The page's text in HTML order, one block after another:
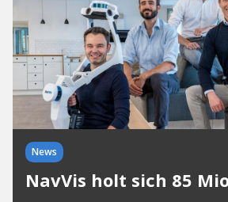
News
NavVis holt sich 85